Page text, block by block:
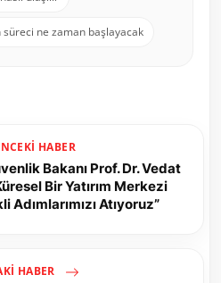
ne zaman başlayacak
HABER
Bakanı Prof. Dr. Vedat
Bir Yatırım Merkezi
Adımlarımızı Atıyoruz”
HABER